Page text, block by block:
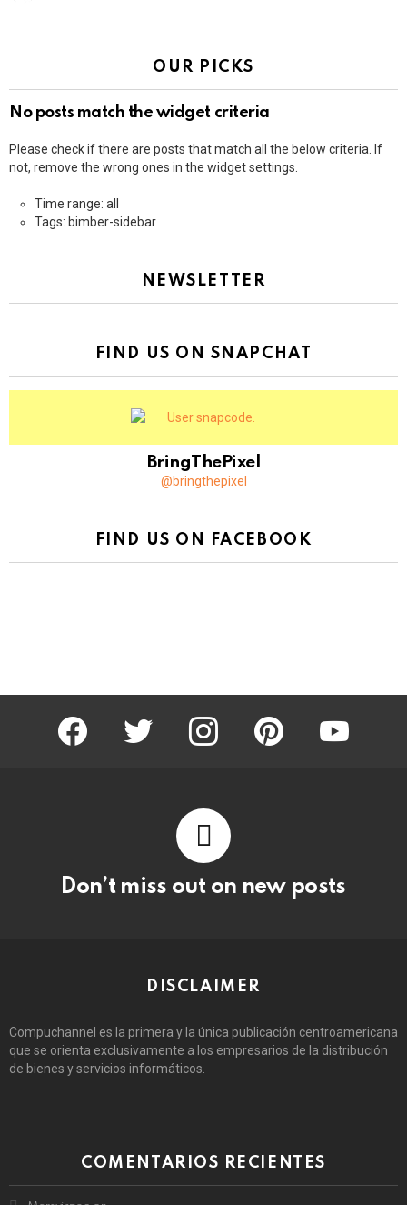
OUR PICKS
No posts match the widget criteria
Please check if there are posts that match all the below criteria. If
not, remove the wrong ones in the widget settings.
Time range: all
Tags: bimber-sidebar
NEWSLETTER
FIND US ON SNAPCHAT
BringThePixel
@bringthepixel
FIND US ON FACEBOOK
facebook twitter instagram pinterest youtube
Don’t miss out on new posts
DISCLAIMER
Compuchannel es la primera y la única publicación centroamericana
que se orienta exclusivamente a los empresarios de la distribución
de bienes y servicios informáticos.
COMENTARIOS RECIENTES